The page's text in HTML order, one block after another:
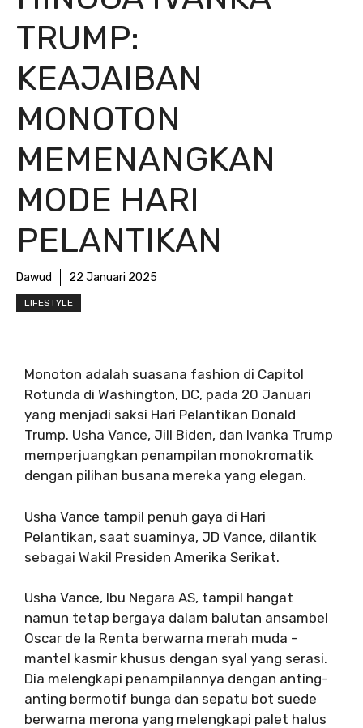
TRUMP:
KEAJAIBAN
MONOTON
MEMENANGKAN
MODE HARI
PELANTIKAN
Dawud 22 Januari 2025
LIFESTYLE
Monoton adalah suasana fashion di Capitol
Rotunda di Washington, DC, pada 20 Januari
yang menjadi saksi Hari Pelantikan Donald
Trump. Usha Vance, Jill Biden, dan Ivanka Trump
memperjuangkan penampilan monokromatik
dengan pilihan busana mereka yang elegan.
Usha Vance tampil penuh gaya di Hari
Pelantikan, saat suaminya, JD Vance, dilantik
sebagai Wakil Presiden Amerika Serikat.
Usha Vance, Ibu Negara AS, tampil hangat
namun tetap bergaya dalam balutan ansambel
Oscar de la Renta berwarna merah muda –
mantel kasmir khusus dengan syal yang serasi.
Dia melengkapi penampilannya dengan anting-
anting bermotif bunga dan sepatu bot suede
berwarna merona yang melengkapi palet halus